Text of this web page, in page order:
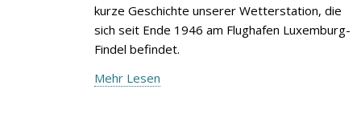
kurze Geschichte unserer Wetterstation, die
sich seit Ende 1946 am Flughafen Luxemburg-
Findel befindet.
Mehr Lesen